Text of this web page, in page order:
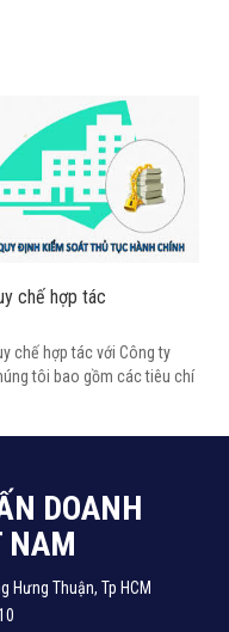
Cam kết chất lượng
ể có được các sản
lượng, chính hãng tới
cấp cho đến giai đoạn
quản
DOANH
NAM
Hưng Thuận, Tp HCM